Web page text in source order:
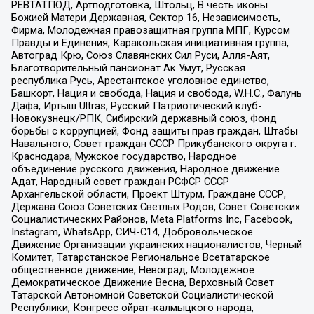
РЕВТАТПОД, Артподготовка, Штольц, В честь иконы
Божией Матери Державная, Сектор 16, Независимость,
Фирма, Молодежная правозащитная группа МПГ, Курсом
Правды и Единения, Каракольская инициативная группа,
Автоград Крю, Союз Славянских Сил Руси, Алля-Аят,
Благотворительный пансионат Ак Умут, Русская
республика Русь, Арестантское уголовное единство,
Башкорт, Нация и свобода, Нация и свобода, W.H.С., Фалунь
Дафа, Иртыш Ultras, Русский Патриотический клуб-
Новокузнецк/РПК, Сибирский державный союз, Фонд
борьбы с коррупцией, Фонд защиты прав граждан, Штабы
Навального, Совет граждан СССР Прикубанского округа г.
Краснодара, Мужское государство, Народное
объединение русского движения, Народное движение
Адат, Народный совет граждан РСФСР СССР
Архангельской области, Проект Штурм, Граждане СССР,
Держава Союз Советских Светлых Родов, Совет Советских
Социалистических Районов, Meta Platforms Inc, Facebook,
Instagram, WhatsApp, СИЧ-С14, Добровольческое
Движение Организации украинских националистов, Черный
Комитет, Татарстанское Региональное Всетатарское
общественное движение, Невоград, Молодежное
Демократическое Движение Весна, Верховный Совет
Татарской Автономной Советской Социалистической
Республики, Конгресс ойрат-калмыцкого народа,